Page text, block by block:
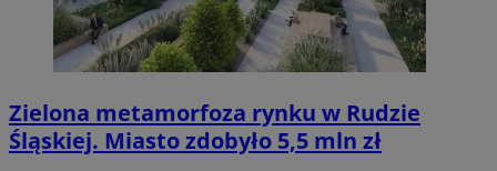
Zielona metamorfoza rynku w Rudzie
Śląskiej. Miasto zdobyło 5,5 mln zł